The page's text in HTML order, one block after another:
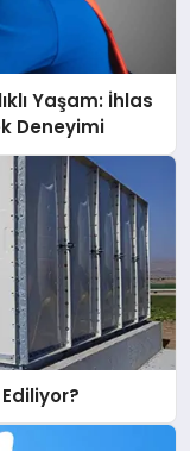
Yaşam: İhlas
Deneyimi